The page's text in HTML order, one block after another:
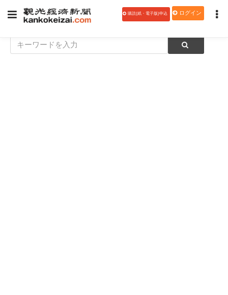
購読(紙・電子版)申込 ログイン